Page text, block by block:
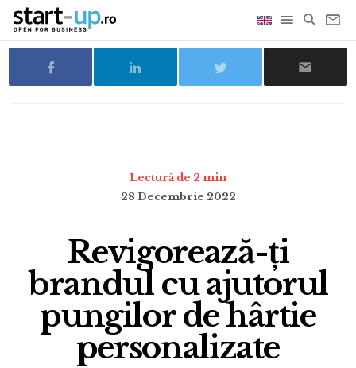
Lectură de 2 min
28 Decembrie 2022
Revigorează-ți
brandul cu ajutorul
pungilor de hârtie
personalizate